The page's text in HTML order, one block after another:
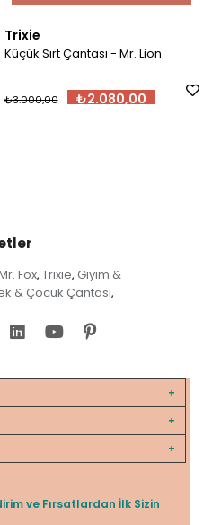
Küçük Sırt Çantası - Mr. Lion
₺2.080,00
Fox, Trixie, Giyim &
& Çocuk Çantası,
ve Fırsatlardan İlk Sizin